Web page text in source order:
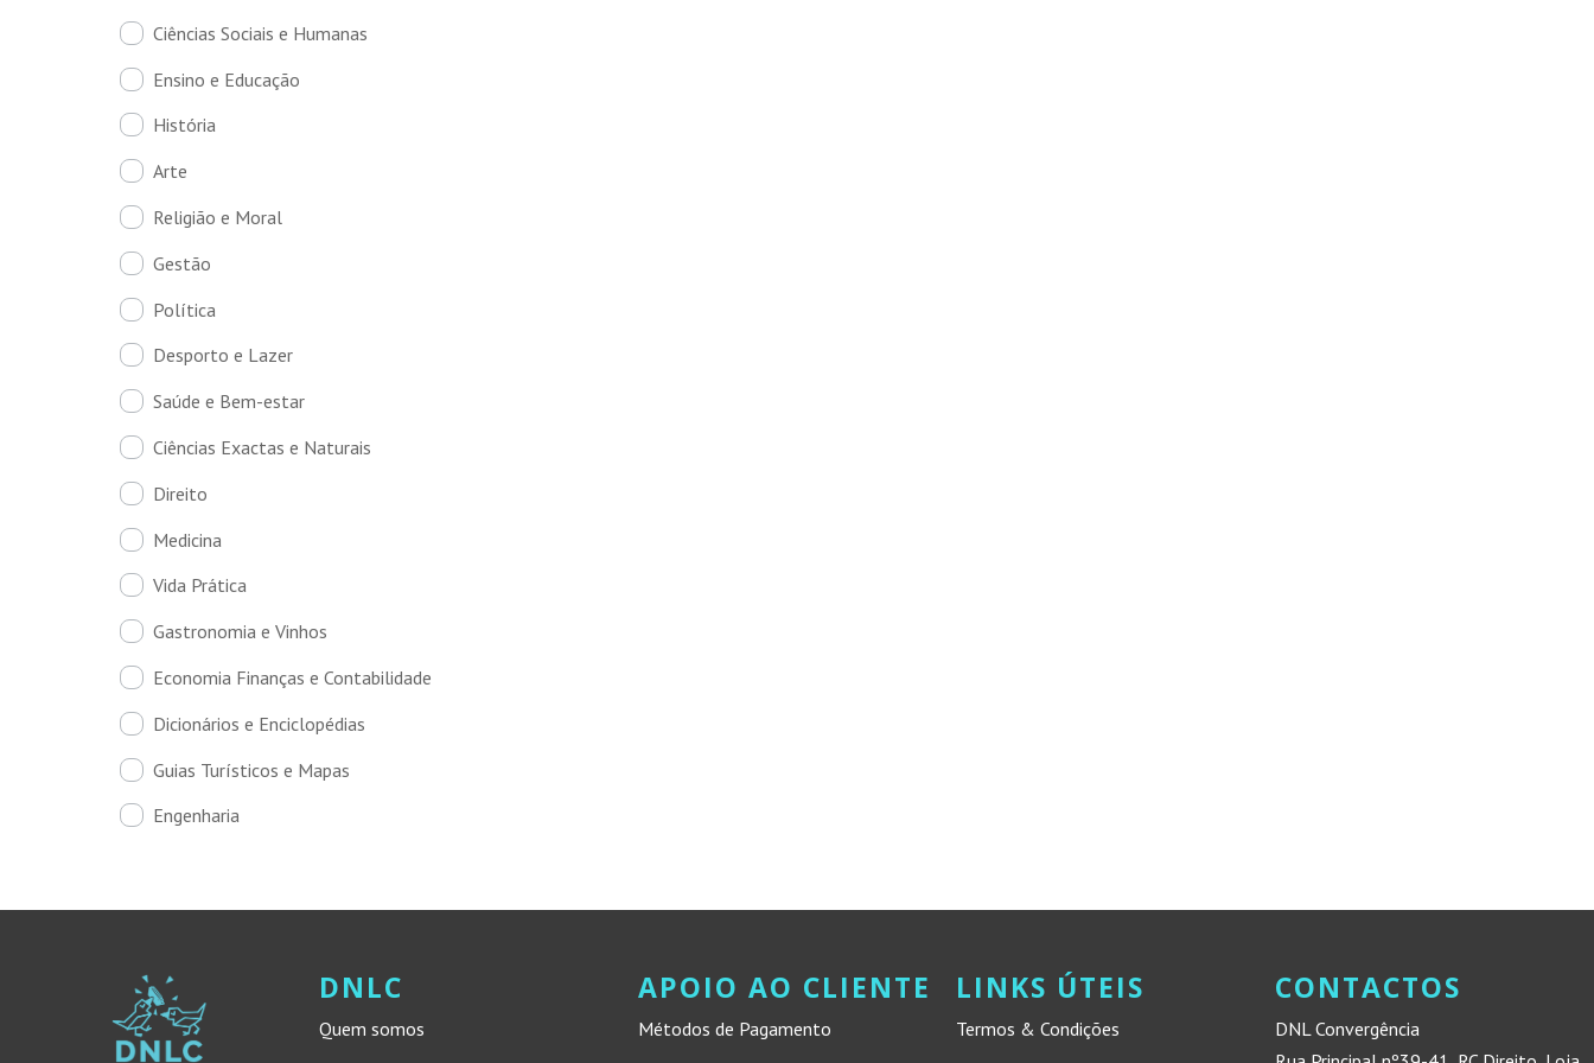
Ciências Sociais e Humanas
Ensino e Educação
História
Arte
Religião e Moral
Gestão
Política
Desporto e Lazer
Saúde e Bem-estar
Ciências Exactas e Naturais
Direito
Medicina
Vida Prática
Gastronomia e Vinhos
Economia Finanças e Contabilidade
Dicionários e Enciclopédias
Guias Turísticos e Mapas
Engenharia
DNLC
Quem somos
APOIO AO CLIENTE
Métodos de Pagamento
LINKS ÚTEIS
Termos & Condições
CONTACTOS
DNL Convergência